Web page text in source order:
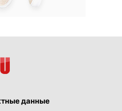
данные